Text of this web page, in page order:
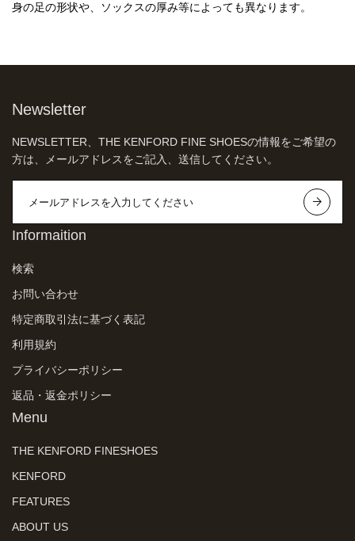
身の足の形状や、ソックスの厚み等によっても異なります。
Newsletter
NEWSLETTER、THE KENFORD FINE SHOESの情報をご希望の
方は、メールアドレスをご記入、送信してください。
Informaition
検索
お問い合わせ
特定商取引法に基づく表記
利用規約
プライバシーポリシー
返品・返金ポリシー
Menu
THE KENFORD FINESHOES
KENFORD
FEATURES
ABOUT US